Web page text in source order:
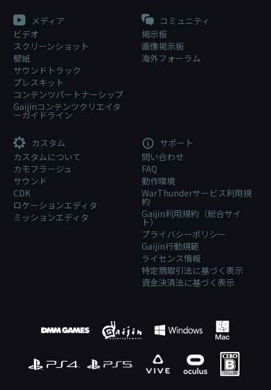
メディア
ビデオ
スクリーンショット
壁紙
サウンドトラック
プレスキット
コンテンツパートナーシップ
Gaijinコンテンツクリエイタ
ーガイドライン
コミュニティ
掲示板
画像掲示板
海外フォーラム
カスタム
カスタムについて
カモフラージュ
サウンド
CDK
ロケーションエディタ
ミッションエディタ
サポート
問い合わせ
FAQ
動作環境
WarThunderサービス利用規
約
Gaijin利用規約（総合サイ
ト）
プライバシーポリシー
Gaijin行動規範
ライセンス情報
特定商取引法に基づく表示
資金決済法に基づく表示